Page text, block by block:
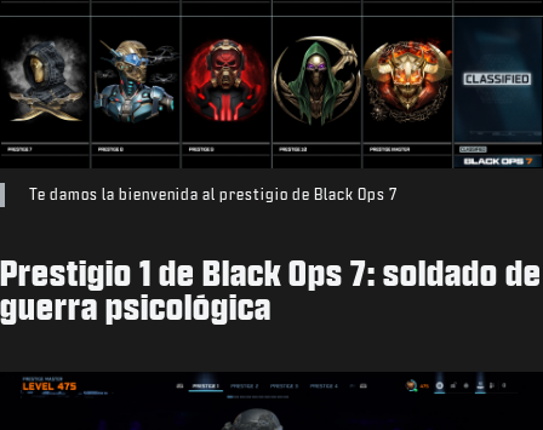
Te damos la bienvenida al prestigio de Black Ops 7
Prestigio 1 de Black Ops 7: soldado de
guerra psicológica